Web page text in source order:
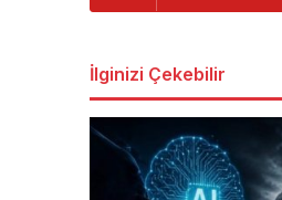
İlginizi Çekebilir